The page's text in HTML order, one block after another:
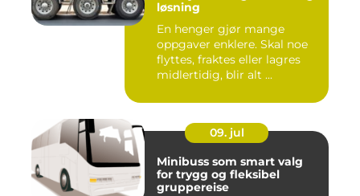
løsning
En henger gjør mange
oppgaver enklere. Skal noe
flyttes, fraktes eller lagres
midlertidig, blir alt ...
09. jul
Minibuss som smart valg
for trygg og fleksibel
gruppereise